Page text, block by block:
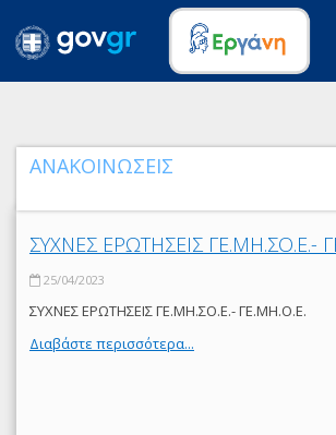
ΑΝΑΚΟΙΝΩΣΕΙΣ
ΣΥΧΝΕΣ ΕΡΩΤΗΣΕΙΣ ΓΕ.ΜΗ.ΣΟ.Ε.-
25/04/2023
ΣΥΧΝΕΣ ΕΡΩΤΗΣΕΙΣ ΓΕ.ΜΗ.ΣΟ.Ε.- ΓΕ.ΜΗ.Ο.Ε.
Διαβάστε περισσότερα...